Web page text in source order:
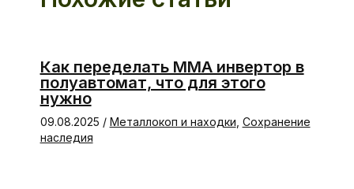
Как переделать ММА инвертор в
полуавтомат, что для этого
нужно
09.08.2025 / Металлокоп и находки Сохранение
наследия